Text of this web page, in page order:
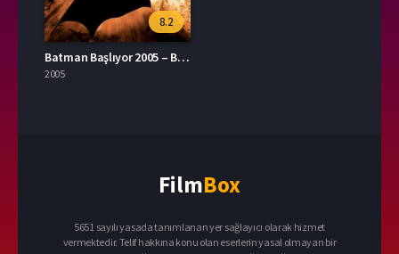
8.2
Batman Başlıyor 2005 – Batman Begins 1080p Turkce Dublaj izle
2005
FilmBox
5651 sayılı yasada tanımlanan yer sağlayıcı olarak hizmet
vermektedir. Telif hakkına konu olan eserlerin yasal olmayan bir